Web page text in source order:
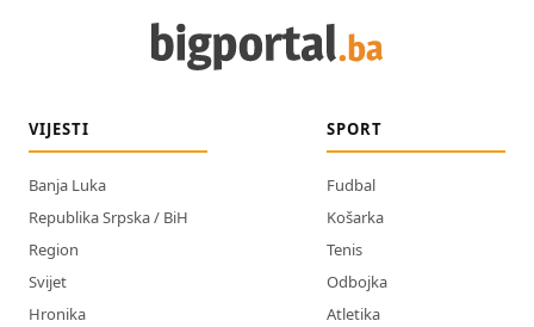
VIJESTI
Banja Luka
Republika Srpska / BiH
Region
Svijet
Hronika
SPORT
Fudbal
Košarka
Tenis
Odbojka
Atletika